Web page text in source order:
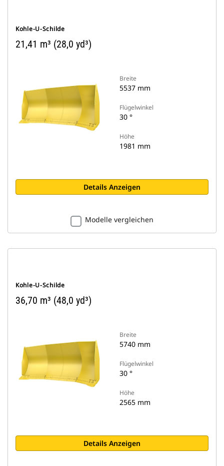
Kohle-U-Schilde
21,41 m³ (28,0 yd³)
Breite
5537 mm
Flügelwinkel
30 °
Höhe
1981 mm
Details Anzeigen
Modelle vergleichen
Kohle-U-Schilde
36,70 m³ (48,0 yd³)
Breite
5740 mm
Flügelwinkel
30 °
Höhe
2565 mm
Details Anzeigen